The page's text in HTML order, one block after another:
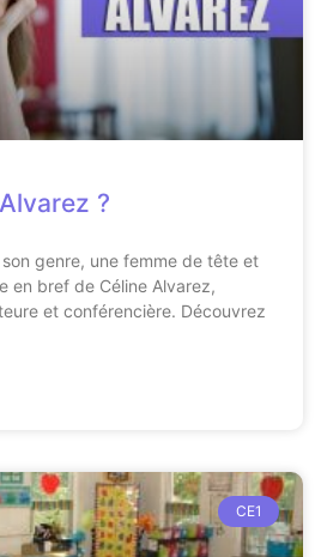
?
genre, une femme de tête et
en bref de Céline Alvarez,
et conférencière. Découvrez
CE1